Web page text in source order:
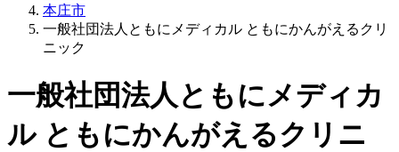
本庄市
一般社団法人ともにメディカル ともにかんがえるクリ
ニック
一般社団法人ともにメディカ
ル ともにかんがえるクリニ